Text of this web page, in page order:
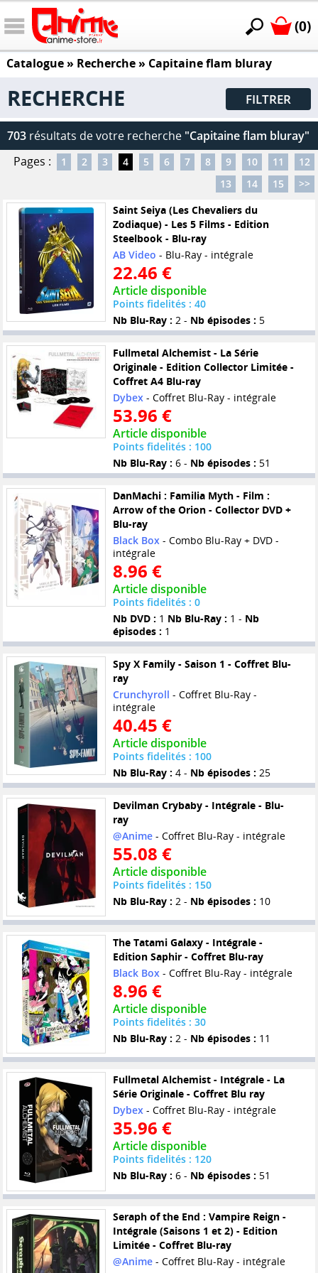
(0)
Catalogue» Recherche » Capitaine flam bluray
RECHERCHE FILTRER
703 résultats de votre recherche "Capitaine flam bluray"
Pages :
1 2 3 4 5 6 7 8 9 10 11
12
13
14 15
>>
Saint Seiya (Les Chevaliers du
Zodiaque) - Les 5 Films - Edition
Steelbook - Blu-ray
AB Video - Blu-Ray - intégrale
22.46 €
Article disponible
Points fidelités : 40
Nb Blu-Ray : 2 - Nb épisodes : 5
Fullmetal Alchemist - La Série
Originale - Edition Collector Limitée -
Coffret A4 Blu-ray
Dybex- Coffret Blu-Ray - intégrale
53.96 €
Article disponible
Points fidelités : 100
Nb Blu-Ray : 6 - Nb épisodes : 51
DanMachi : Familia Myth - Film :
Arrow of the Orion - Collector DVD +
Blu-ray
Black Box- Combo Blu-Ray + DVD -
intégrale
8.96 €
Article disponible
Points fidelités : 0
Nb DVD : 1 Nb Blu-Ray : 1 - Nb
épisodes : 1
Spy X Family - Saison 1 - Coffret Blu-
ray
Crunchyroll - Coffret Blu-Ray -
intégrale
40.45 €
Article disponible
Points fidelités : 100
Nb Blu-Ray : 4 - Nb épisodes : 25
Devilman Crybaby - Intégrale - Blu-
ray
@Anime- Coffret Blu-Ray - intégrale
55.08 €
Article disponible
Points fidelités : 150
Nb Blu-Ray : 2 - Nb épisodes : 10
The Tatami Galaxy - Intégrale -
Edition Saphir - Coffret Blu-ray
Black Box- Coffret Blu-Ray - intégrale
8.96 €
Article disponible
Points fidelités : 30
Nb Blu-Ray : 2 - Nb épisodes : 11
Fullmetal Alchemist - Intégrale - La
Série Originale - Coffret Blu ray
Dybex- Coffret Blu-Ray - intégrale
35.96 €
Article disponible
Points fidelités : 120
Nb Blu-Ray : 6 - Nb épisodes : 51
Seraph of the End : Vampire Reign -
Intégrale (Saisons 1 et 2) - Edition
Limitée - Coffret Blu-ray
@Anime- Coffret Blu-Ray - intégrale